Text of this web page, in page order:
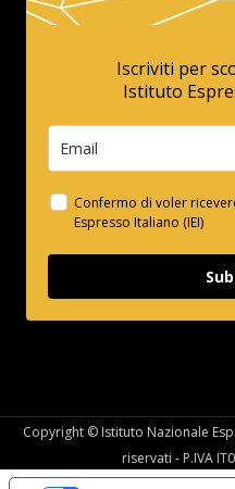
Iscriviti per
Istituto
Confermo di voler
Espresso Italiano (IEI)
Copyright © Istituto Nazionale
riservati - P.IVA